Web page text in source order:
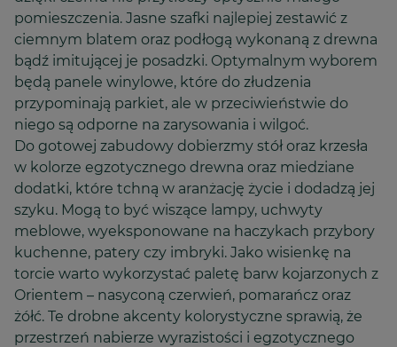
pomieszczenia. Jasne szafki najlepiej zestawić z
ciemnym blatem oraz podłogą wykonaną z drewna
bądź imitującej je posadzki. Optymalnym wyborem
będą panele winylowe, które do złudzenia
przypominają parkiet, ale w przeciwieństwie do
niego są odporne na zarysowania i wilgoć.
Do gotowej zabudowy dobierzmy stół oraz krzesła
w kolorze egzotycznego drewna oraz miedziane
dodatki, które tchną w aranżację życie i dodadzą jej
szyku. Mogą to być wiszące lampy, uchwyty
meblowe, wyeksponowane na haczykach przybory
kuchenne, patery czy imbryki. Jako wisienkę na
torcie warto wykorzystać paletę barw kojarzonych z
Orientem – nasyconą czerwień, pomarańcz oraz
żółć. Te drobne akcenty kolorystyczne sprawią, że
przestrzeń nabierze wyrazistości i egzotycznego